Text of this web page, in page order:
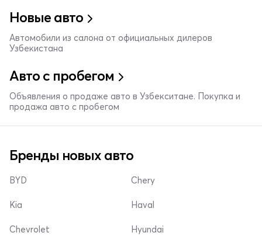
Новые авто
Автомобили из салона от официальных дилеров
Узбекистана
Авто с пробегом
Объявления о продаже авто в Узбекситане. Покупка и
продажа авто с пробегом
Бренды новых авто
BYD
Kia
Chevrolet
Chery
Haval
Hyundai